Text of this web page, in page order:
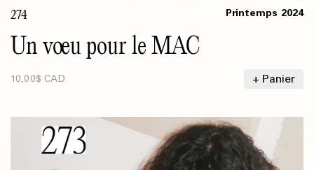
274 Printemps 2024
Un vœu pour le MAC
10,00$ CAD + Panier